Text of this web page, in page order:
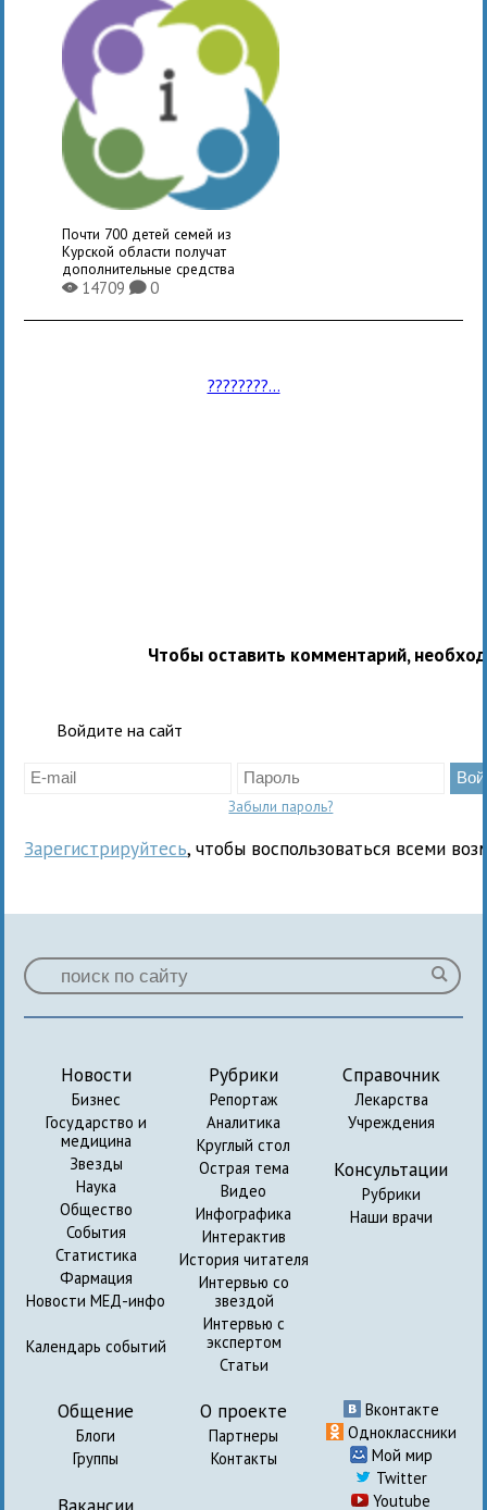
Почти 700 детей семей из
Курской области получат
дополнительные средства
X14709K0
????????...
Чтобы оставить комментарий,
Войдите на сайт
Забыли пароль?
Зарегистрируйтесь, чтобы воспользоваться всеми
Новости
Бизнес
Государство и
медицина
Звезды
Наука
Общество
События
Статистика
Фармация
Новости МЕД-инфо
Календарь событий
Рубрики
Репортаж
Аналитика
Круглый стол
Острая тема
Видео
Инфографика
Интерактив
История читателя
Интервью со
звездой
Интервью с
экспертом
Статьи
Справочник
Лекарства
Учреждения
Консультации
Рубрики
Наши врачи
Общение
Блоги
Группы
Вакансии
О проекте
Партнеры
Контакты
Вконтакте
Одноклассники
Мой мир
Twitter
Youtube